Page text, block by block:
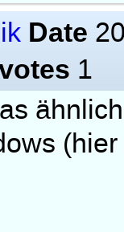
Date
1